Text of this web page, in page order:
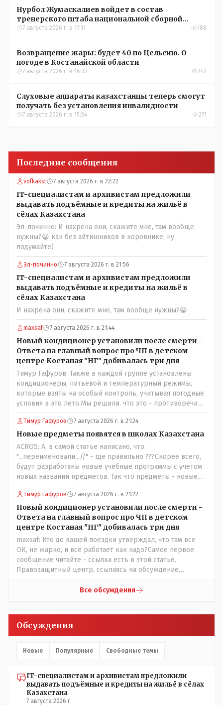
Нурбол Жумаскалиев войдет в состав
тренерского штаба национальной сборной
Казахстана по футболу
7 августа 2026 г. в 17:11 188
Возвращение жары: будет 40 по Цельсию. О
погоде в Костанайской области
7 августа 2026 г. в 16:32 242
Слуховые аппараты казахстанцы теперь смогут
получать без установления инвалидности
7 августа 2026 г. в 15:34 271
Последние сообщения
vofkakst 7 августа 2026 г. в 22:22
IT-специалистам и архивистам предложили
выдавать подъёмные и кредиты на жильё в
сёлах Казахстана
Эл-починно: И нахрена они, скажите мне, там вообще
нужны?😁 как без айтишников в коровнике, ну
подумайте)
Эл-починно 7 августа 2026 г. в 21:56
IT-специалистам и архивистам предложили
выдавать подъёмные и кредиты на жильё в
сёлах Казахстана
И нахрена они, скажите мне, там вообще нужны?😁
maxsaf 7 августа 2026 г. в 21:44
Новый кондиционер установили после смерти -
Ответа на главный вопрос про ЧП в детском
центре Костаная "НГ" добивалась три дня
Тимур Гафуров: Также в каждой группе установлены
кондиционеры, питьевой и температурный режимы,
которые взяты на особый контроль, учитывая погодные
условия в это лето.Мы решили. что это - противоречие.
Вы считаете иначе?Ну тут противоречия нет. Этот
комментарий прозвучал на следующий день после
трагедии, то есть 29 июля, когда спешно установили и
воду, и новые кондиционеры, и впервые поставили
температурный режим на контроль. То есть первая
часть - информация до трагедии, вторая часть -
информация после трагедии, когда все уже было
Тимур Гафуров 7 августа 2026 г. в 21:24
Новые предметы появятся в школах Казахстана
ACROS: А, в самой статье написано, что:
"...переименовали...//" - где правильно ???Скорее всего,
будут разработаны новые учебные программы с учетом
новых названий предметов. Так что предметы - новые.
Хоть и переименованные)
Тимур Гафуров 7 августа 2026 г. в 21:22
Новый кондиционер установили после смерти -
Ответа на главный вопрос про ЧП в детском
центре Костаная "НГ" добивалась три дня
maxsaf: Кто до вашей поездки утверждал, что там все
ОК, не жарко, и всё работает как надо?Самое первое
сообщение читайте - ссылка есть в этой статье.
Правозащитный центр, ссылаясь на обсуждение
прислали ему в виде аудиосообщений, пишет, что
настоящему времени их установили только в
помещениях, предназначенных для административно-
установлены кондиционеры, питьевой и температурный
противоречие. Вы считаете иначе?
Все обсуждения
Обсуждения
Новые Популярные Свободные темы
IT-специалистам и архивистам предложили
выдавать подъёмные и кредиты на жильё в сёлах
Казахстана
7 августа 2026 г.